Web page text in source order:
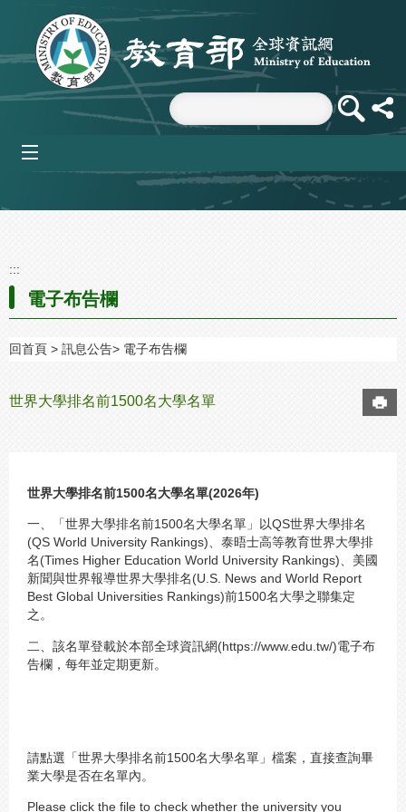
跳到主要內容區塊
:::
電子布告欄
回首頁 訊息公告 電子布告欄
世界大學排名前1500名大學名單
世界大學排名前1500名大學名單(2026年)
一、「世界大學排名前1500名大學名單」以QS世界大學排名
(QS World University Rankings)、泰晤士高等教育世界大學排
名(Times Higher Education World University Rankings)、美國
新聞與世界報導世界大學排名(U.S. News and World Report
Best Global Universities Rankings)前1500名大學之聯集定
之。
二、該名單登載於本部全球資訊網(https://www.edu.tw/)電子布
告欄，每年並定期更新。
請點選「世界大學排名前1500名大學名單」檔案，直接查詢畢
業大學是否在名單內。
Please click the file to check whether the university you